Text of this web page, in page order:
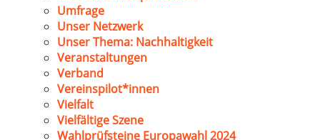
Umfrage
Unser Netzwerk
Unser Thema: Nachhaltigkeit
Veranstaltungen
Verband
Vereinspilot*innen
Vielfalt
Vielfältige Szene
Wahlprüfsteine Europawahl 2024